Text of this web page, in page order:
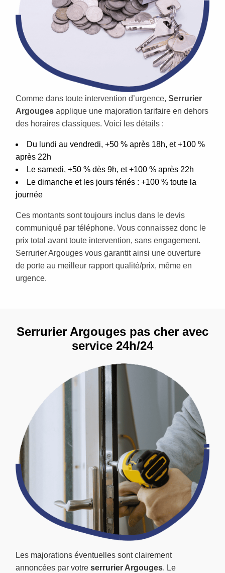
Comme dans toute intervention d’urgence, Serrurier
Argouges applique une majoration tarifaire en dehors
des horaires classiques. Voici les détails :
Du lundi au vendredi, +50 % après 18h, et +100 %
après 22h
Le samedi, +50 % dès 9h, et +100 % après 22h
Le dimanche et les jours fériés : +100 % toute la
journée
Ces montants sont toujours inclus dans le devis
communiqué par téléphone. Vous connaissez donc le
prix total avant toute intervention, sans engagement.
Serrurier Argouges vous garantit ainsi une ouverture
de porte au meilleur rapport qualité/prix, même en
urgence.
Les majorations éventuelles sont clairement
annoncées par votre serrurier Argouges. Le
Serrurier Argouges pas cher avec
service 24h/24